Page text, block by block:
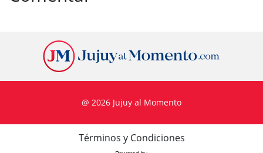
@ 2026 Jujuy al Momento
Términos y Condiciones